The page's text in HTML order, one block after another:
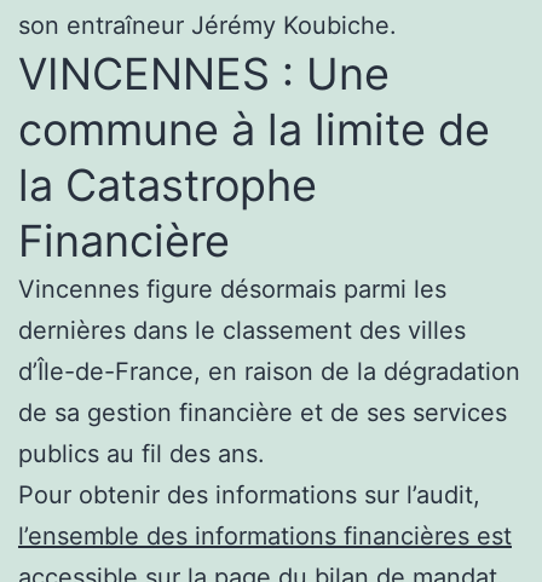
son entraîneur Jérémy Koubiche.
VINCENNES : Une
commune à la limite de
la Catastrophe
Financière
Vincennes figure désormais parmi les
dernières dans le classement des villes
d’Île-de-France, en raison de la dégradation
de sa gestion financière et de ses services
publics au fil des ans.
Pour obtenir des informations sur l’audit,
l’ensemble des informations financières est